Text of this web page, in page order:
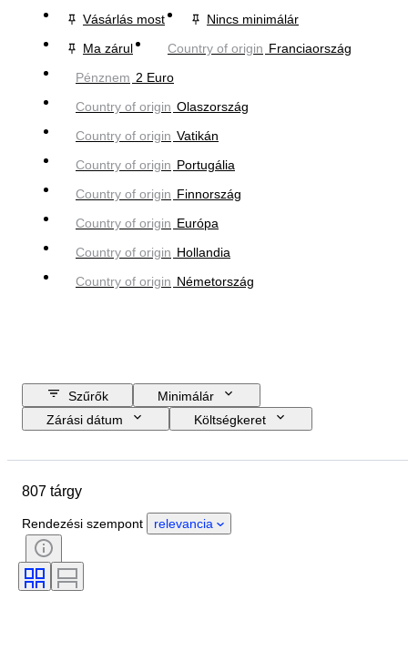
Vásárlás most
Nincs minimálár
Ma zárul
Country of origin Franciaország
Pénznem 2 Euro
Country of origin Olaszország
Country of origin Vatikán
Country of origin Portugália
Country of origin Finnország
Country of origin Európa
Country of origin Hollandia
Country of origin Németország
Szűrők
Minimálár
Zárási dátum
Költségkeret
Állapot
Érme típusa
807 tárgy
Rendezési szempont relevancia